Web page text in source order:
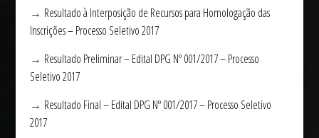
→ Resultado à Interposição de Recursos para Homologação das
Inscrições – Processo Seletivo 2017
→ Resultado Preliminar – Edital DPG Nº 001/2017 – Processo
Seletivo 2017
→ Resultado Final – Edital DPG Nº 001/2017 – Processo Seletivo
2017